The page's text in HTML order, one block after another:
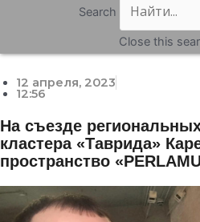
Search
Close this
12 апреля, 2023
12:56
На съезде
кластера «Таврида»
пространство